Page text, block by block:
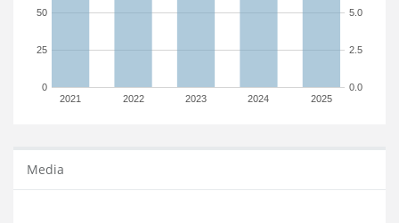
2021 2022 2023 2024 2025
0
25
50
0.0
2.5
5.0
Media